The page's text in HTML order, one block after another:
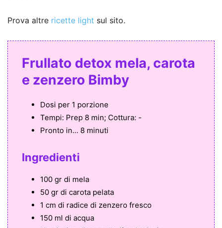
Prova altre ricette light sul sito.
Frullato detox mela, carota
e zenzero Bimby
Dosi per 1 porzione
Tempi: Prep 8 min; Cottura: -
Pronto in... 8 minuti
Ingredienti
100 gr di mela
50 gr di carota pelata
1 cm di radice di zenzero fresco
150 ml di acqua